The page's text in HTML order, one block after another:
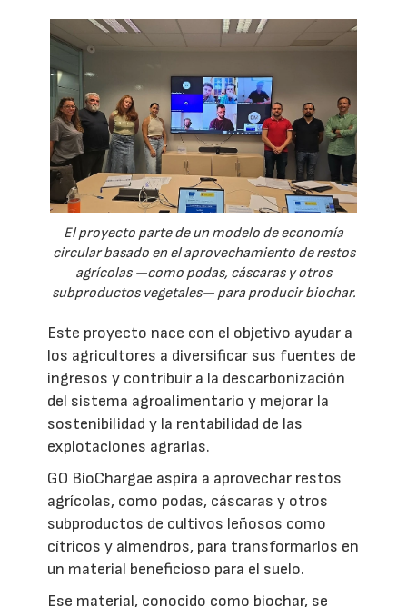
El proyecto parte de un modelo de economía
circular basado en el aprovechamiento de restos
agrícolas —como podas, cáscaras y otros
subproductos vegetales— para producir biochar.
Este proyecto nace con el objetivo ayudar a
los agricultores a diversificar sus fuentes de
ingresos y contribuir a la descarbonización
del sistema agroalimentario y mejorar la
sostenibilidad y la rentabilidad de las
explotaciones agrarias.
GO BioChargae aspira a aprovechar restos
agrícolas, como podas, cáscaras y otros
subproductos de cultivos leñosos como
cítricos y almendros, para transformarlos en
un material beneficioso para el suelo.
Ese material, conocido como biochar, se